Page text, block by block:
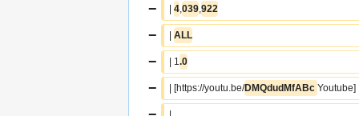
− | 4 ,039 ,922
− | ALL
− | 1.0
− | [https://youtu.be/DMQdudMfABc Youtube]